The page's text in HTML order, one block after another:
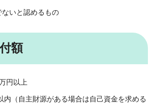
いと認めるもの
額
円以上
内（自主財源がある場合は自己資金を求める